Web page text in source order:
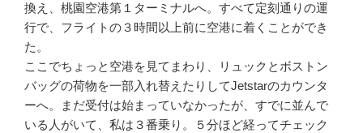
換え、桃園空港第１ターミナルへ。すべて定刻通りの運
行で、フライトの３時間以上前に空港に着くことができ
た。
ここでちょっと空港を見てまわり、リュックとボストン
バッグの荷物を一部入れ替えたりしてJetstarのカウンタ
ーへ。まだ受付は始まっていなかったが、すでに並んで
いる人がいて、私は３番乗り。５分ほど経ってチェック